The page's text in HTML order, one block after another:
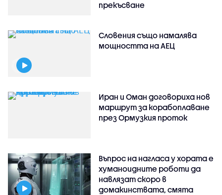
прекъсване
Словения също намалява
мощността на АЕЦ
Иран и Оман договориха нов
маршрут за корабоплаване
през Ормузкия проток
Въпрос на нагласа у хората е
хуманоидните роботи да
навлязат скоро в
домакинствата, смята